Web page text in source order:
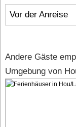
Vor der Anreise
Andere Gäste
Umgebung von